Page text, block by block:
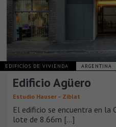
EDIFICIOS DE VIVIENDA ARGENTINA
Edificio Agüero
Estudio Hauser – Ziblat
El edificio se encuentra en la
lote de 8.66m [...]